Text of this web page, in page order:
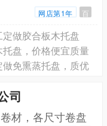
网店第1年 百
做胶合板木托盘
盘，价格便宜质量
免熏蒸托盘，质优
司
材，各尺寸卷盘